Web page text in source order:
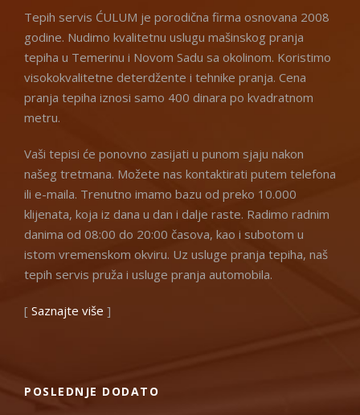
Tepih servis ĆULUM je porodična firma osnovana 2008
godine. Nudimo kvalitetnu uslugu mašinskog pranja
tepiha u Temerinu i Novom Sadu sa okolinom. Koristimo
visokokvalitetne deterdžente i tehnike pranja. Cena
pranja tepiha iznosi samo 400 dinara po kvadratnom
metru.
Vaši tepisi će ponovno zasijati u punom sjaju nakon
našeg tretmana. Možete nas kontaktirati putem telefona
ili e-maila. Trenutno imamo bazu od preko 10.000
klijenata, koja iz dana u dan i dalje raste. Radimo radnim
danima od 08:00 do 20:00 časova, kao i subotom u
istom vremenskom okviru. Uz usluge pranja tepiha, naš
tepih servis pruža i usluge pranja automobila.
[ Saznajte više ]
POSLEDNJE DODATO